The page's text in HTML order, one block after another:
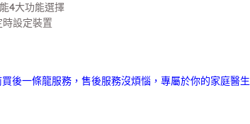
4大功能選擇
設定裝置
後一條龍服務，售後服務沒煩惱，專屬於你的家庭醫生